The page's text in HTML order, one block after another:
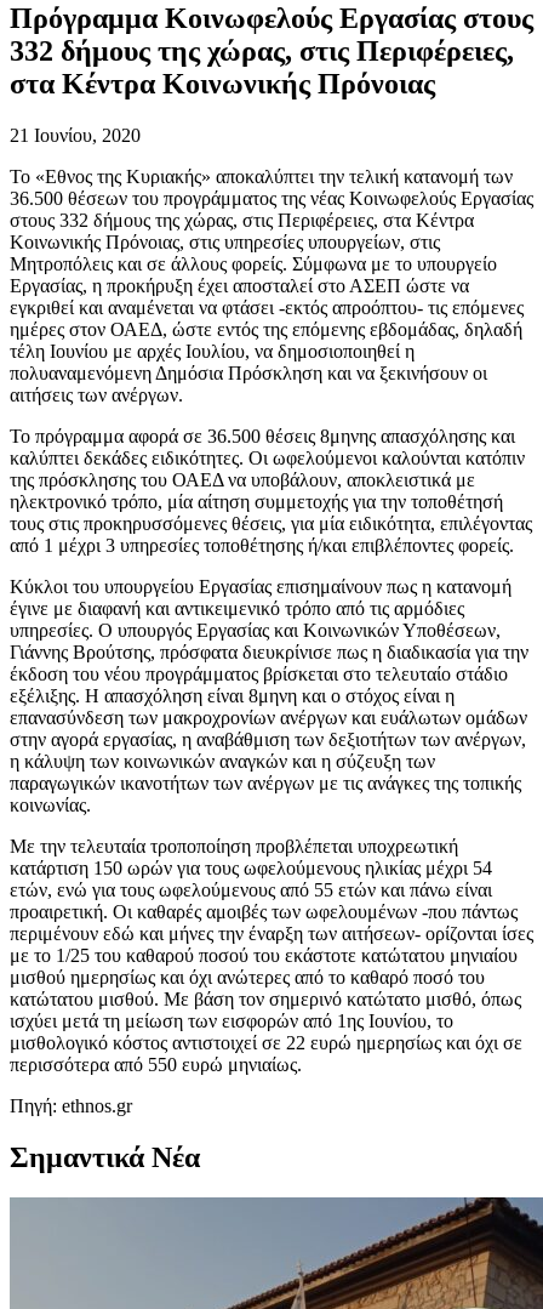
Πρόγραμμα Κοινωφελούς Εργασίας στους
332 δήμους της χώρας, στις Περιφέρειες,
στα Κέντρα Κοινωνικής Πρόνοιας
21 Ιουνίου, 2020
Το «Εθνος της Κυριακής» αποκαλύπτει την τελική κατανομή των
36.500 θέσεων του προγράμματος της νέας Κοινωφελούς Εργασίας
στους 332 δήμους της χώρας, στις Περιφέρειες, στα Κέντρα
Κοινωνικής Πρόνοιας, στις υπηρεσίες υπουργείων, στις
Μητροπόλεις και σε άλλους φορείς. Σύμφωνα με το υπουργείο
Εργασίας, η προκήρυξη έχει αποσταλεί στο ΑΣΕΠ ώστε να
εγκριθεί και αναμένεται να φτάσει -εκτός απροόπτου- τις επόμενες
ημέρες στον ΟΑΕΔ, ώστε εντός της επόμενης εβδομάδας, δηλαδή
τέλη Ιουνίου με αρχές Ιουλίου, να δημοσιοποιηθεί η
πολυαναμενόμενη Δημόσια Πρόσκληση και να ξεκινήσουν οι
αιτήσεις των ανέργων.
Το πρόγραμμα αφορά σε 36.500 θέσεις 8μηνης απασχόλησης και
καλύπτει δεκάδες ειδικότητες. Οι ωφελούμενοι καλούνται κατόπιν
της πρόσκλησης του ΟΑΕΔ να υποβάλουν, αποκλειστικά με
ηλεκτρονικό τρόπο, μία αίτηση συμμετοχής για την τοποθέτησή
τους στις προκηρυσσόμενες θέσεις, για μία ειδικότητα, επιλέγοντας
από 1 μέχρι 3 υπηρεσίες τοποθέτησης ή/και επιβλέποντες φορείς.
Κύκλοι του υπουργείου Εργασίας επισημαίνουν πως η κατανομή
έγινε με διαφανή και αντικειμενικό τρόπο από τις αρμόδιες
υπηρεσίες. Ο υπουργός Εργασίας και Κοινωνικών Υποθέσεων,
Γιάννης Βρούτσης, πρόσφατα διευκρίνισε πως η διαδικασία για την
έκδοση του νέου προγράμματος βρίσκεται στο τελευταίο στάδιο
εξέλιξης. Η απασχόληση είναι 8μηνη και ο στόχος είναι η
επανασύνδεση των μακροχρονίων ανέργων και ευάλωτων ομάδων
στην αγορά εργασίας, η αναβάθμιση των δεξιοτήτων των ανέργων,
η κάλυψη των κοινωνικών αναγκών και η σύζευξη των
παραγωγικών ικανοτήτων των ανέργων με τις ανάγκες της τοπικής
κοινωνίας.
Με την τελευταία τροποποίηση προβλέπεται υποχρεωτική
κατάρτιση 150 ωρών για τους ωφελούμενους ηλικίας μέχρι 54
ετών, ενώ για τους ωφελούμενους από 55 ετών και πάνω είναι
προαιρετική. Οι καθαρές αμοιβές των ωφελουμένων -που πάντως
περιμένουν εδώ και μήνες την έναρξη των αιτήσεων- ορίζονται ίσες
με το 1/25 του καθαρού ποσού του εκάστοτε κατώτατου μηνιαίου
μισθού ημερησίως και όχι ανώτερες από το καθαρό ποσό του
κατώτατου μισθού. Με βάση τον σημερινό κατώτατο μισθό, όπως
ισχύει μετά τη μείωση των εισφορών από 1ης Ιουνίου, το
μισθολογικό κόστος αντιστοιχεί σε 22 ευρώ ημερησίως και όχι σε
περισσότερα από 550 ευρώ μηνιαίως.
Πηγή: ethnos.gr
Σημαντικά Νέα